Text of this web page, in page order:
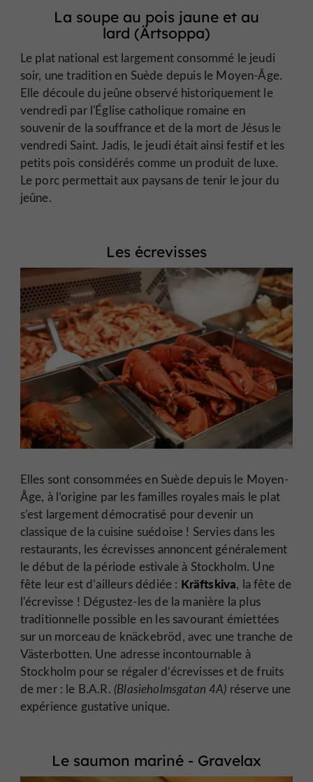
La soupe au pois jaune et au
lard (Ärtsoppa)
Le plat national est largement consommé le jeudi
soir, une tradition en Suède depuis le Moyen-Âge.
Elle découle du jeûne observé historiquement le
vendredi par l'Église catholique romaine en
souvenir de la souffrance et de la mort de Jésus le
vendredi Saint. Jadis, le jeudi était ainsi festif et les
petits pois considérés comme un produit de luxe.
Le porc permettait aux paysans de tenir le jour du
jeûne.
Les écrevisses
Elles sont consommées en Suède depuis le Moyen-
Âge, à l’origine par les familles royales mais le plat
s’est largement démocratisé pour devenir un
classique de la cuisine suédoise ! Servies dans les
restaurants, les écrevisses annoncent généralement
le début de la période estivale à Stockholm. Une
fête leur est d’ailleurs dédiée : Kräftskiva, la fête de
l'écrevisse ! Dégustez-les de la manière la plus
traditionnelle possible en les savourant émiettées
sur un morceau de knäckebröd, avec une tranche de
Västerbotten. Une adresse incontournable à
Stockholm pour se régaler d’écrevisses et de fruits
de mer : le B.A.R. (Blasieholmsgatan 4A) réserve une
expérience gustative unique.
Le saumon mariné - Gravelax